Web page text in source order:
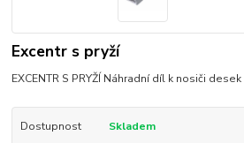
Excentr s pryží
EXCENTR S PRYŽÍ Náhradní díl k nosiči desek
Dostupnost Skladem